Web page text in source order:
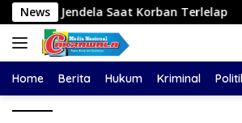
Langsung
ke
konten
News
Saat Korban Terlelap
Home Berita Hukum Kriminal